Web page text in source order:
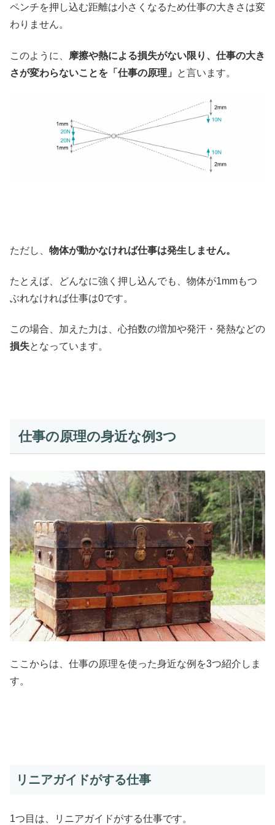
ペンチを押し込む距離は小さくなるため仕事の大きさは変
わりません。
このように、 摩擦や熱による損失がない限り、仕事の大き
さが変わらないことを「仕事の原理」
と言います。
ただし、 物体が動かなければ仕事は発生しません。
たとえば、どんなに強く押し込んでも、物体が1mmもつ
ぶれなければ仕事は0です。
この場合、加えた力は、心拍数の増加や発汗・発熱などの
損失となっています。
仕事の原理の身近な例3つ
ここからは、仕事の原理を使った身近な例を3つ紹介しま
す。
リニアガイドがする仕事
1つ目は、リニアガイドがする仕事です。